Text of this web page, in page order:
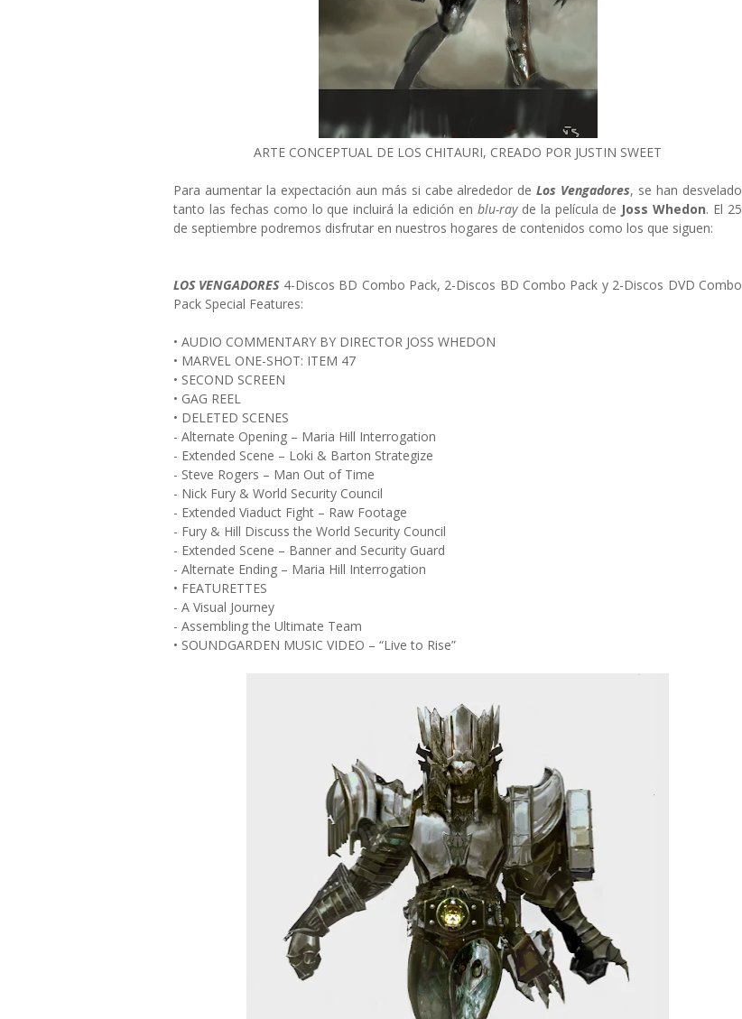
ARTE CONCEPTUAL DE LOS CHITAURI, CREADO POR JUSTIN SWEET
Para aumentar la expectación aun más si cabe alrededor deLos Vengadores, se han desvelado
tanto las fechas como lo que incluirá la edición en blu-ray de la película de Joss Whedon. El 25
de septiembre podremos disfrutar en nuestros hogares de contenidos como los que siguen:
LOS VENGADORES4-Discos BD Combo Pack, 2-Discos BD Combo Pack y 2-Discos DVD Combo
Pack Special Features:
• AUDIO COMMENTARY BY DIRECTOR JOSS WHEDON
• MARVEL ONE-SHOT: ITEM 47
• SECOND SCREEN
• GAG REEL
• DELETED SCENES
- Alternate Opening – Maria Hill Interrogation
- Extended Scene – Loki & Barton Strategize
- Steve Rogers – Man Out of Time
- Nick Fury & World Security Council
- Extended Viaduct Fight – Raw Footage
- Fury & Hill Discuss the World Security Council
- Extended Scene – Banner and Security Guard
- Alternate Ending – Maria Hill Interrogation
• FEATURETTES
- A Visual Journey
- Assembling the Ultimate Team
• SOUNDGARDEN MUSIC VIDEO – “Live to Rise”